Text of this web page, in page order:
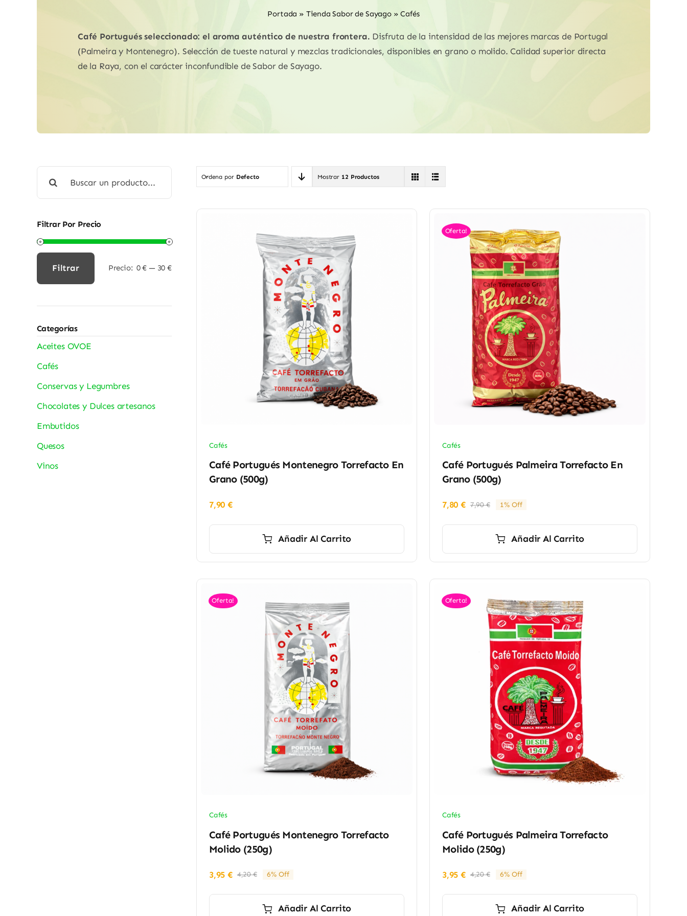
Portada » Tienda Sabor de Sayago»Cafés
Café Portugués seleccionado: el aroma auténtico de nuestra frontera. Disfruta de la intensidad de las mejores marcas de Portugal
(Palmeira y Montenegro). Selección de tueste natural y mezclas tradicionales, disponibles en grano o molido. Calidad superior directa
de la Raya, con el carácter inconfundible de Sabor de Sayago.
Filtrar Por Precio
Filtrar Precio: 0 € — 30 €
Categorías
Aceites OVOE
Cafés
Conservas y Legumbres
Chocolates y Dulces artesanos
Embutidos
Quesos
Vinos
Ordena por Defecto Mostrar 12 Productos
Cafés
Café Portugués Montenegro Torrefacto En
Grano (500g)
7,90€
Añadir Al Carrito
Oferta!
Cafés
Café Portugués Palmeira Torrefacto En
Grano (500g)
7,90€El
era:
7,80€
El
es:
1% Off
Añadir Al Carrito
Oferta!
Cafés
Café Portugués Montenegro Torrefacto
Molido (250g)
4,20€El
era:
3,95€
El
es:
6% Off
Añadir Al Carrito
Oferta!
Cafés
Café Portugués Palmeira Torrefacto
Molido (250g)
4,20€El
era:
3,95€
El
es:
6% Off
Añadir Al Carrito